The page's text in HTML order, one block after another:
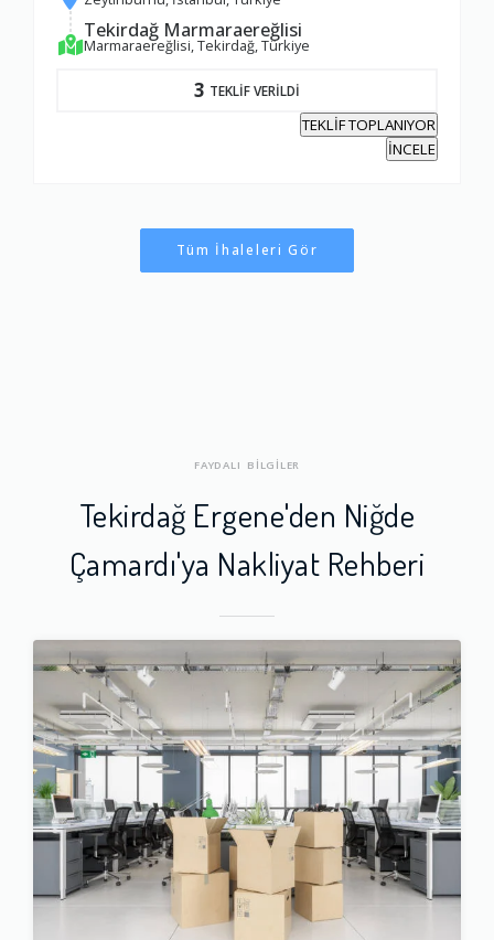
Tekirdağ Marmaraereğlisi
Marmaraereğlisi, Tekirdağ, Türkiye
3 TEKLİF VERİLDİ
TEKLİF TOPLANIYOR
İNCELE
Tüm İhaleleri Gör
FAYDALI BİLGİLER
Tekirdağ Ergene'den Niğde
Çamardı'ya Nakliyat Rehberi